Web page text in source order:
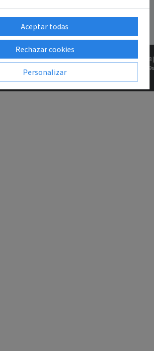
Versión2.81.5+1b46211f68 |
0.0629s
Aceptar todas
Rechazar cookies
Personalizar